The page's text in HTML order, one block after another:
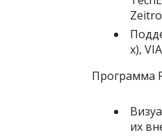
x),
Программа
их